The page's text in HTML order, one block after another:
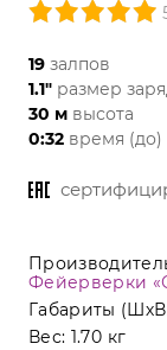
19 залпов
1.1" размер
30 м высота
0:32 время (до)
Фейерверки
Габариты
Вес: 1.70 кг